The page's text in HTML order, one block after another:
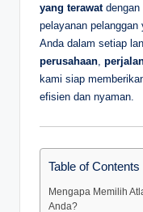
yang terawatdengan
pelayanan
Anda dalam setiap
perusahaan
kami siap
efisien dan nyaman.
Table of Contents
Mengapa Memilih
Anda?